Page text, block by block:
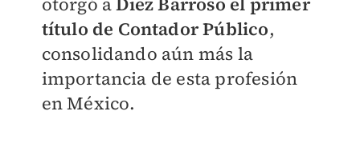
título de Contador Público,
consolidando aún más la
importancia de esta profesión
en México.